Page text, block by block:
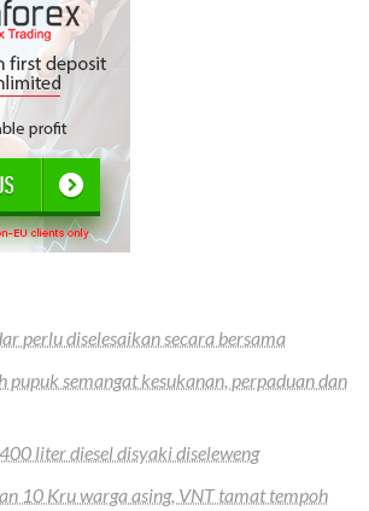
perlu diselesaikan secara bersama
pupuk semangat kesukanan, perpaduan dan
liter diesel disyaki diseleweng
10 Kru warga asing, VNT tamat tempoh